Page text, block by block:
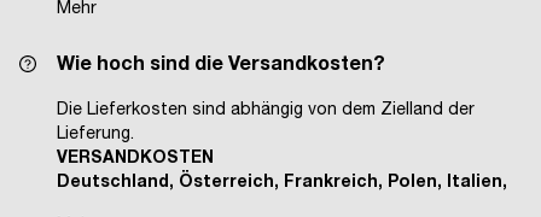
Mehr
Wie hoch sind die Versandkosten?
Die Lieferkosten sind abhängig von dem Zielland der
Lieferung.
VERSANDKOSTEN
Deutschland, Österreich, Frankreich, Polen, Italien,